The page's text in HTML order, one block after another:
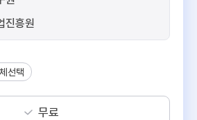
진흥원
니스
선택
무료